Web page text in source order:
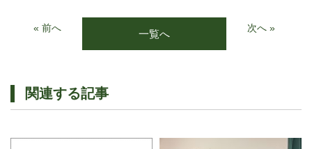
« 前へ 一覧へ 次へ »
関連する記事